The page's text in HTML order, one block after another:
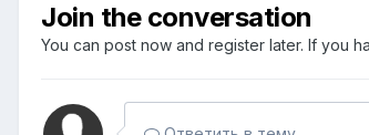
Join the conversation
You can post now and register later. If you